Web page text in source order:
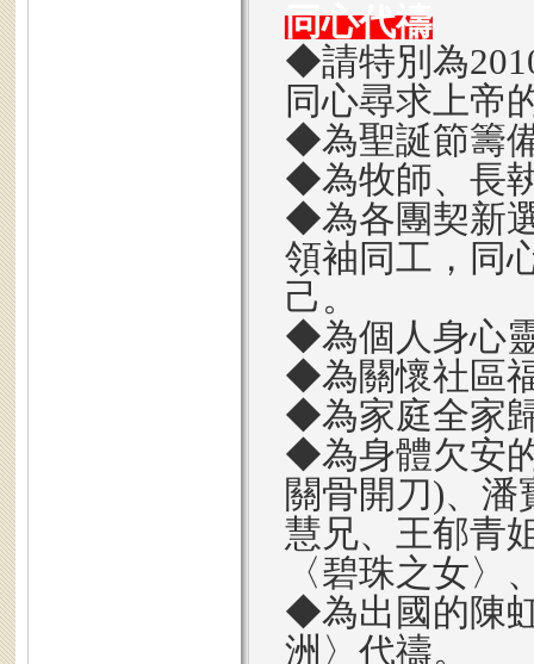
同心代禱
◆請特別為
同心尋求上帝
◆為聖誕節籌
◆為牧師、長
◆為各團契新
領袖同工，同
己。
◆為個人身心
◆為關懷社區
◆為家庭全家
◆為身體欠安
關骨開刀)、潘
慧兄、王郁青
〈碧珠之女〉
◆為出國的陳
洲〉代禱。